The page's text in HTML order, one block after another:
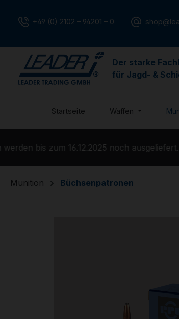
+49 (0) 2102 – 94201 – 0
Der starke
für Jagd- &
Startseite Waffen
bis zum 16.12.2025 noch ausgeliefert.
Munition Büchsenpatronen